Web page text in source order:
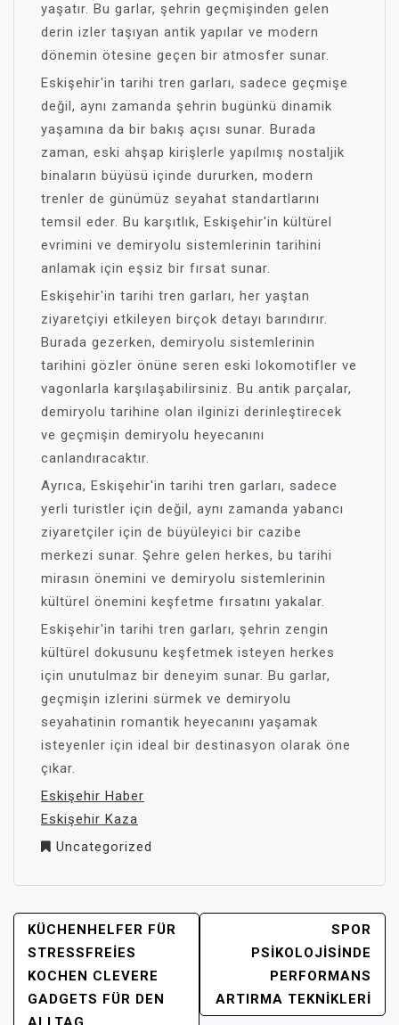
yaşatır. Bu garlar, şehrin geçmişinden gelen
derin izler taşıyan antik yapılar ve modern
dönemin ötesine geçen bir atmosfer sunar.
Eskişehir'in tarihi tren garları, sadece geçmişe
değil, aynı zamanda şehrin bugünkü dinamik
yaşamına da bir bakış açısı sunar. Burada
zaman, eski ahşap kirişlerle yapılmış nostaljik
binaların büyüsü içinde dururken, modern
trenler de günümüz seyahat standartlarını
temsil eder. Bu karşıtlık, Eskişehir'in kültürel
evrimini ve demiryolu sistemlerinin tarihini
anlamak için eşsiz bir fırsat sunar.
Eskişehir'in tarihi tren garları, her yaştan
ziyaretçiyi etkileyen birçok detayı barındırır.
Burada gezerken, demiryolu sistemlerinin
tarihini gözler önüne seren eski lokomotifler ve
vagonlarla karşılaşabilirsiniz. Bu antik parçalar,
demiryolu tarihine olan ilginizi derinleştirecek
ve geçmişin demiryolu heyecanını
canlandıracaktır.
Ayrıca, Eskişehir'in tarihi tren garları, sadece
yerli turistler için değil, aynı zamanda yabancı
ziyaretçiler için de büyüleyici bir cazibe
merkezi sunar. Şehre gelen herkes, bu tarihi
mirasın önemini ve demiryolu sistemlerinin
kültürel önemini keşfetme fırsatını yakalar.
Eskişehir'in tarihi tren garları, şehrin zengin
kültürel dokusunu keşfetmek isteyen herkes
için unutulmaz bir deneyim sunar. Bu garlar,
geçmişin izlerini sürmek ve demiryolu
seyahatinin romantik heyecanını yaşamak
isteyenler için ideal bir destinasyon olarak öne
çıkar.
Eskişehir Haber
Eskişehir Kaza
Uncategorized
YAZI
GEZINMESI
KÜCHENHELFER FÜR
STRESSFREIES
KOCHEN CLEVERE
GADGETS FÜR DEN
SPOR
PSIKOLOJISINDE
PERFORMANS
ARTIRMA TEKNIKLERI